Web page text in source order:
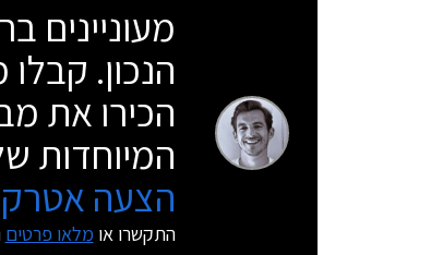
מעוניינים
הנכון.
הכירו את
המיוחדות
הצעה
התקשרו או מלאו פרטים